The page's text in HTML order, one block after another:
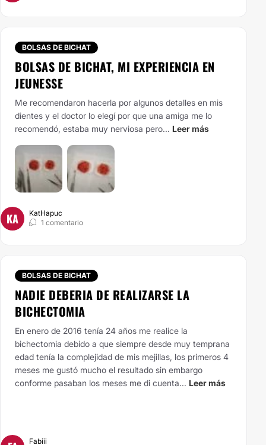
BOLSAS DE BICHAT
BOLSAS DE BICHAT, MI EXPERIENCIA EN
JEUNESSE
Me recomendaron hacerla por algunos detalles en mis
dientes y el doctor lo elegí por que una amiga me lo
recomendó, estaba muy nerviosa pero... Leer más
KA
KatHapuc
1 comentario
BOLSAS DE BICHAT
NADIE DEBERIA DE REALIZARSE LA
BICHECTOMIA
En enero de 2016 tenía 24 años me realice la
bichectomia debido a que siempre desde muy temprana
edad tenía la complejidad de mis mejillas, los primeros 4
meses me gustó mucho el resultado sin embargo
conforme pasaban los meses me di cuenta... Leer más
Fabiii